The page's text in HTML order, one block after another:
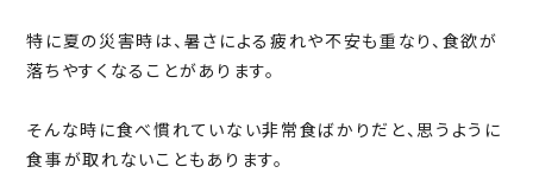
特に夏の災害時は、暑さによる疲れや不安も重なり、食欲が
落ちやすくなることがあります。
そんな時に食べ慣れていない非常食ばかりだと、思うように
食事が取れないこともあります。